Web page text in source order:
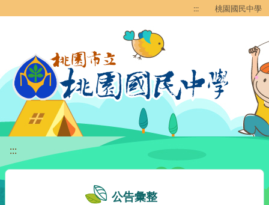
::: 桃園國民中學
:::
公告彙整